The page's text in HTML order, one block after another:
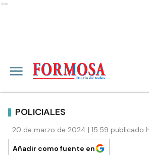
Ads
POLICIALES
20 de marzo de 2024 | 15:59 publicado
Añadir como fuente en